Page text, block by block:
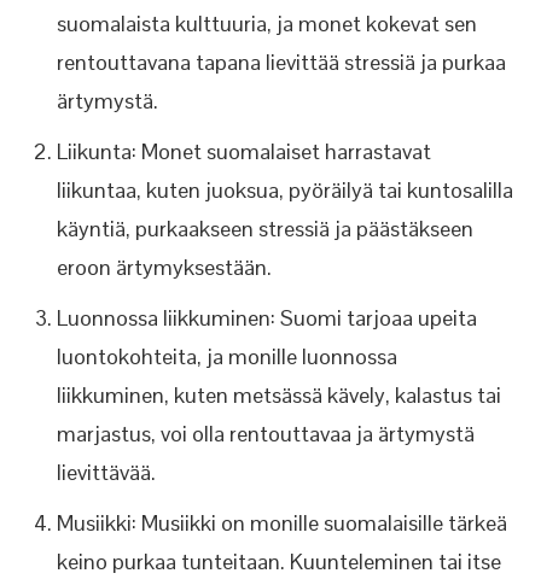
suomalaista kulttuuria, ja monet kokevat sen
rentouttavana tapana lievittää stressiä ja purkaa
ärtymystä.
Liikunta: Monet suomalaiset harrastavat
liikuntaa, kuten juoksua, pyöräilyä tai kuntosalilla
käyntiä, purkaakseen stressiä ja päästäkseen
eroon ärtymyksestään.
Luonnossa liikkuminen: Suomi tarjoaa upeita
luontokohteita, ja monille luonnossa
liikkuminen, kuten metsässä kävely, kalastus tai
marjastus, voi olla rentouttavaa ja ärtymystä
lievittävää.
Musiikki: Musiikki on monille suomalaisille tärkeä
keino purkaa tunteitaan. Kuunteleminen tai itse